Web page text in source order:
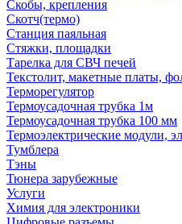
Скобы, крепления
Скотч(термо)
Станция паяльная
Стяжки, площадки
Тарелка для СВЧ печей
Текстолит, макетные платы,
Терморегулятор
Термоусадочная трубка 1м
Термоусадочная трубка 100 мм
Термоэлектрические модули,
Тумблера
Тэны
Тюнера зарубежные
Услуги
Химия для электроники